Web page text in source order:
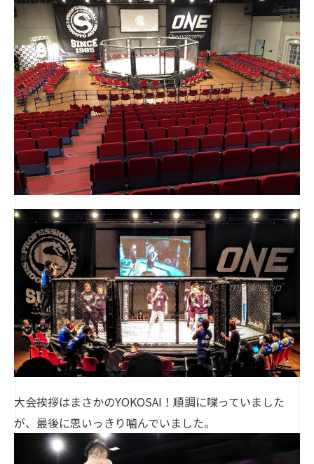
大会挨拶はまさかのYOKOSAI！順調に喋っていました
が、最後に思いっきり噛んでいました。